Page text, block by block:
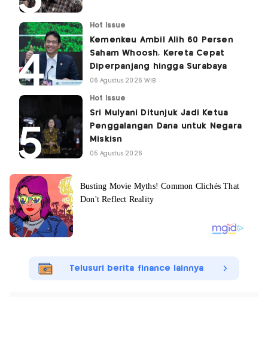
Hot Issue
Kemenkeu Ambil Alih 60 Persen
Saham Whoosh, Kereta Cepat
Diperpanjang hingga Surabaya
06 Agustus 2026 WIB
Hot Issue
Sri Mulyani Ditunjuk Jadi Ketua
Penggalangan Dana untuk Negara
Miskisn
05 Agustus 2026
Telusuri berita finance lainnya